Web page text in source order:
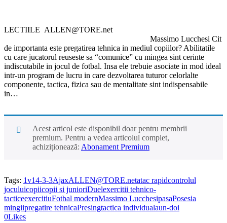
LECTIILE ALLEN@TORE.net
Massimo Lucchesi Cit
de importanta este pregatirea tehnica in mediul copiilor? Abilitatile
cu care jucatorul reuseste sa “comunice” cu mingea sint cerinte
indiscutabile in jocul de fotbal. Insa ele trebuie asociate in mod ideal
intr-un program de lucru in care dezvoltarea tuturor celorlalte
componente, tactica, fizica sau de mentalitate sint indispensabile
in…
Acest articol este disponibil doar pentru membrii
premium. Pentru a vedea articolul complet,
achiziționează: Abonament Premium
Tags: 1v14-3-3AjaxALLEN@TORE.netatac rapidcontrolul
joculuicopiicopii si junioriDuelexercitii tehnico-
tacticeexercitiuFotbal modernMassimo LucchesipasaPosesia
mingiipregatire tehnicaPresingtactica individualaun-doi
0Likes